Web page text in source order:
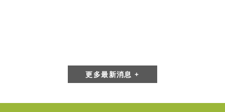
更多最新消息